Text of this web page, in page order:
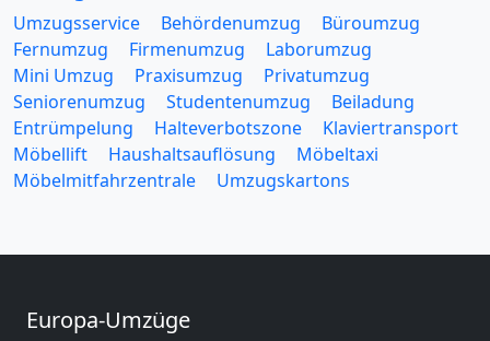
Umzugsservice Behördenumzug
Büroumzug
Fernumzug
Firmenumzug
Laborumzug
Mini Umzug
Praxisumzug
Privatumzug
Seniorenumzug
Studentenumzug
Beiladung
Entrümpelung
Halteverbotszone
Klaviertransport
Möbellift
Haushaltsauflösung
Möbeltaxi
Möbelmitfahrzentrale
Umzugskartons
Europa-Umzüge